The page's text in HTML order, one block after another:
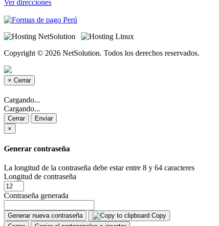
Ver direcciones
Copyright © 2026 NetSolution. Todos los derechos reservados.
× Cerrar
Cargando...
Cargando...
Cerrar
Enviar
×
Generar contraseña
La longitud de la contraseña debe estar entre 8 y 64 caracteres
Longitud de contraseña
Contraseña generada
Generar nueva contraseña
Copy